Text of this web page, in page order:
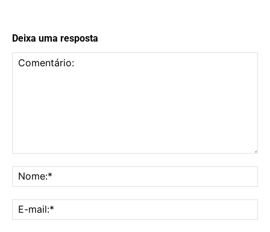
Deixa uma resposta